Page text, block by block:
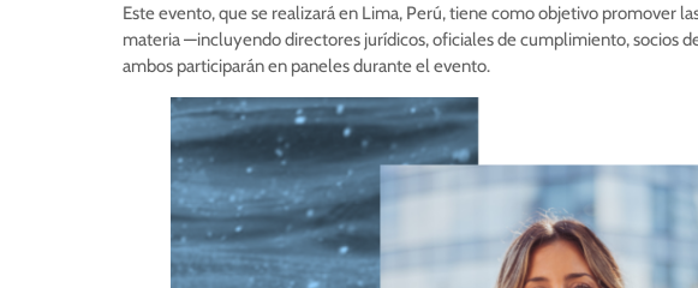
Este evento, que se realizará en Lima, Perú, tiene como objetivo promover
materia —incluyendo directores jurídicos, oficiales de cumplimiento, socios
ambos participarán en paneles durante el evento.